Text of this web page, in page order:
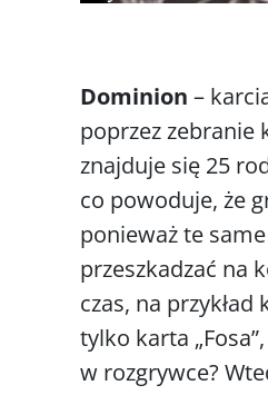
Dominion –
poprzez zebranie
znajduje się 25
co powoduje, że
ponieważ te
przeszkadzać na
czas, na
tylko karta
w rozgrywce?